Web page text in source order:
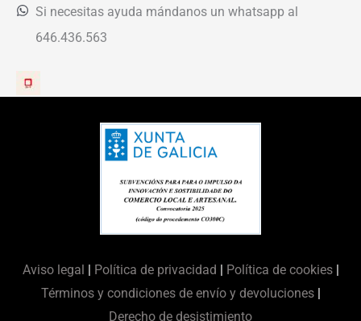
Si necesitas ayuda mándanos un whatsapp al
646.436.563
Aviso legal Política de privacidad Política de cookies|
Términos y condiciones de envío y devoluciones|
Derecho de desistimiento